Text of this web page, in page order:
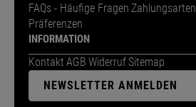
FAQs - Häufige Fragen Zahlungsarten
Präferenzen
INFORMATION
Kontakt AGB Widerruf Sitemap
NEWSLETTER ANMELDEN